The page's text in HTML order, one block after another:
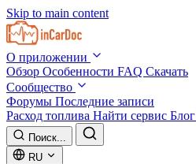
Skip to main content
О приложении
Обзор Особенности FAQ Скачать
Сообщество
Форумы Последние записи
Расход топлива Найти сервис Блог
Поиск...
RU